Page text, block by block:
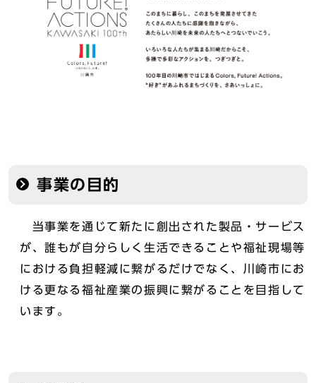
事業の目的
当事業を通じて新たに創出された製品・サービス
が、誰もが自分らしく生活できることや福祉現場等
における負担軽減に繋がるだけでなく、川崎市にお
ける更なる福祉産業の振興に繋がることを目指して
います。